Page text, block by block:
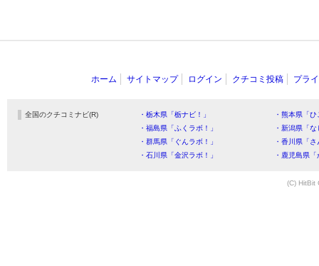
ホーム サイトマップ ログイン クチコミ投稿 プラ
全国のクチコミナビ(R) ・栃木県「栃ナビ！」
・熊本県「
・福島県「ふくラボ！」
・新潟県「
・群馬県「ぐんラボ！」
・香川県「
・石川県「金沢ラボ！」
・鹿児島県
(C) HitBit